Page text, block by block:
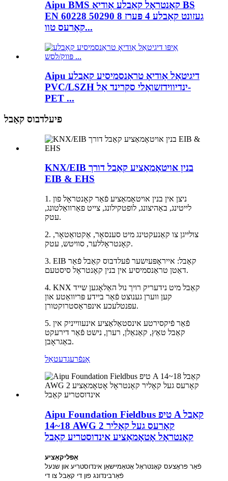
Aipu BMS קאָנטראָל קאַבלע אַודיאָ BS
EN 60228 50290 געזונט קאַבלע 4 פּערז 8
קאָרעס טוו...
Aipu דיגיטאַל אַודיאָ טראַנסמיסיע קאַבלע
PVC/LSZH ינדיווידזשואַלי סקרינד אַל-
PET ...
פיעלדבוס קאַבל
KNX/EIB בנין אויטאָמאַציע קאַבל דורך
EIB & EHS
1. ניצן אין בנין אויטאָמאַציע פֿאַר קאָנטראָל פון
לייטינג, באַהיצונג, לופטקילונג, צייט פאַרוואַלטונג,
עטק.
2. צולייגן צו קאַנעקטינג מיט סענסאָר, אַקטואַטאָר,
קאָנטראָללער, סוויטש, עטק.
3. EIB קאַבל: אייראָפּעיִשער פֿעלדבוס קאַבל פֿאַר
דאַטן טראַנסמיסיע אין בנין קאָנטראָל סיסטעם.
4. KNX קאַבל מיט נידעריק רויך נול האַלאָגען שייד
קען ווערן גענוצט פֿאַר ביידע פּריוואַטע און
עפנטלעכע אינפראַסטרוקטורן.
5. פֿאַר פֿיקסירטע אינסטאַלאַציע אינעווייניק אין
קאַבל טאַץ, קאַנאַלן, רערן, נישט פֿאַר דירעקט
באַגראָבן.
אָנפֿרעגדעטאַל
Aipu Foundation Fieldbus טיפ A קאַבל
18~14 AWG 2 קאָרעס געל קאָליר
קאָנטראָל אָטאָמאַציע אינדוסטריע קאַבל
אַפּליקאַציע
פֿאַר פּראָצעס קאָנטראָל אָטאַמיישאַן אינדוסטריע און שנעל
פֿאַרבינדונג פון די קאַבל צו די